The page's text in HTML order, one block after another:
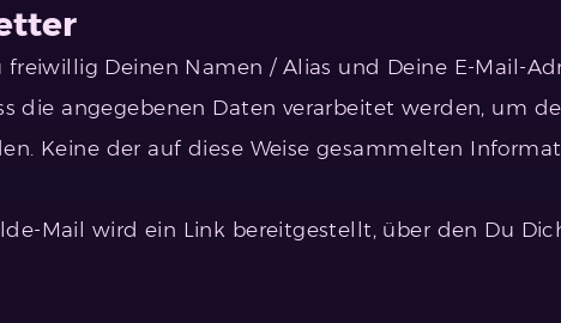
Deinen Namen / Alias und Deine E-Mail-
die angegebenen Daten verarbeitet werden, um
Keine der auf diese Weise gesammelten
Mail wird ein Link bereitgestellt, über den Du